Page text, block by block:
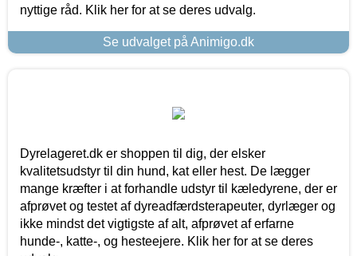
nyttige råd. Klik her for at se deres udvalg.
Se udvalget på Animigo.dk
Dyrelageret.dk er shoppen til dig, der elsker
kvalitetsudstyr til din hund, kat eller hest. De lægger
mange kræfter i at forhandle udstyr til kæledyrene, der er
afprøvet og testet af dyreadfærdsterapeuter, dyrlæger og
ikke mindst det vigtigste af alt, afprøvet af erfarne
hunde-, katte-, og hesteejere. Klik her for at se deres